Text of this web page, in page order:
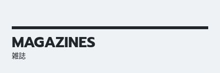
MAGAZINES
雑誌